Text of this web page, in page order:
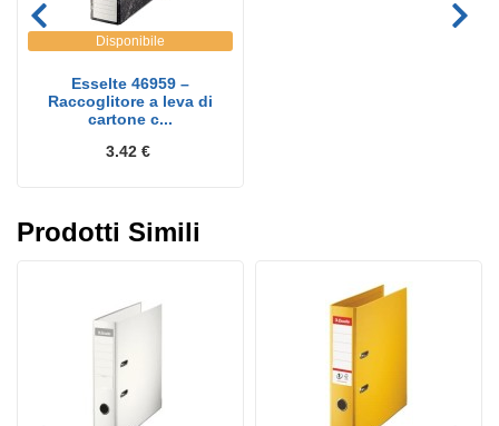
Disponibile
Esselte 46959 –
Raccoglitore a leva di
cartone c...
3.42 €
Prodotti Simili